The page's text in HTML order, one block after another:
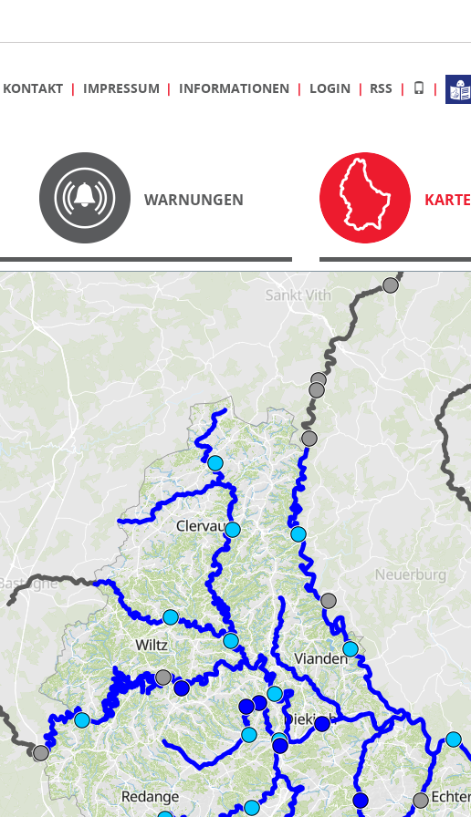
KONTAKT IMPRESSUM INFORMATIONEN LOGIN RSS
WARNUNGEN KARTE